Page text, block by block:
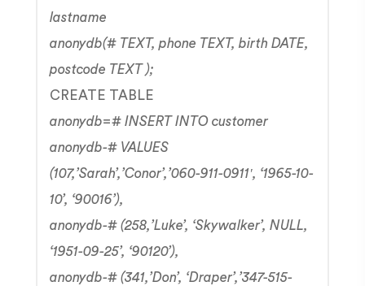
lastname
anonydb(# TEXT, phone TEXT, birth DATE,
postcode TEXT );
CREATE TABLE
anonydb=# INSERT INTO customer
anonydb-# VALUES
(107,’Sarah’,’Conor’,’060-911-0911′, ‘1965-10-
10’, ‘90016’),
anonydb-# (258,’Luke’, ‘Skywalker’, NULL,
‘1951-09-25’, ‘90120’),
anonydb-# (341,’Don’, ‘Draper’,’347-515-